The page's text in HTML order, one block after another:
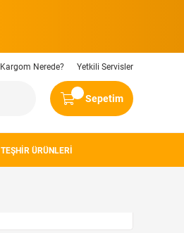
Sepetim
Kargom Nerede? Yetkili Servisler
TEŞHİR ÜRÜNLERİ